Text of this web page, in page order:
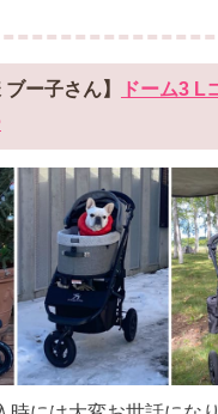
ブー子さん】
ドーム3 L